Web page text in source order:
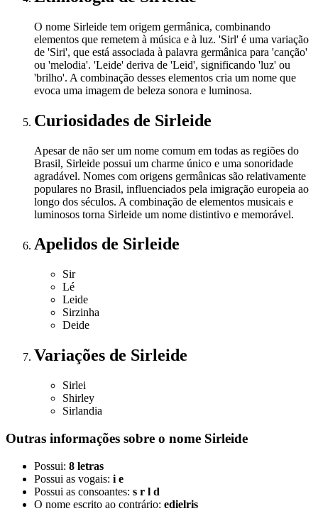
O nome Sirleide tem origem germânica, combinando
elementos que remetem à música e à luz. 'Sirl' é uma variação
de 'Siri', que está associada à palavra germânica para 'canção'
ou 'melodia'. 'Leide' deriva de 'Leid', significando 'luz' ou
'brilho'. A combinação desses elementos cria um nome que
evoca uma imagem de beleza sonora e luminosa.
Curiosidades de Sirleide
Apesar de não ser um nome comum em todas as regiões do
Brasil, Sirleide possui um charme único e uma sonoridade
agradável. Nomes com origens germânicas são relativamente
populares no Brasil, influenciados pela imigração europeia ao
longo dos séculos. A combinação de elementos musicais e
luminosos torna Sirleide um nome distintivo e memorável.
Apelidos de Sirleide
Sir
Lé
Leide
Sirzinha
Deide
Variações de Sirleide
Sirlei
Shirley
Sirlandia
Outras informações sobre o nome Sirleide
Possui: 8 letras
Possui as vogais: i e
Possui as consoantes: s r l d
O nome escrito ao contrário: edielris